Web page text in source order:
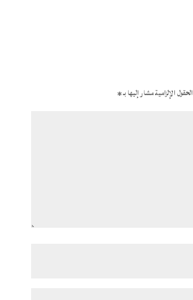
الحقول الإلزامية مشار إليها بـ*